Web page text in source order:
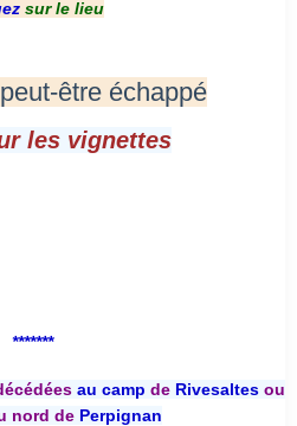
sur le lieu
être échappé
les vignettes
*******
au camp deRivesaltesou
nord de Perpignan